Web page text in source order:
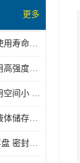
更多
活动梯 具有较长的使用寿命和耐用性 一般采用高强度材料制造
临沂活动梯 一般采用高强度材料制造 可以用于多种不同的任务
护栏安全折叠梯 占用空间小 方便存放和搬运
内浮盘 适用于多种液体储存和运输 能够降低运输成本和维护成本
呼和浩特全接液内浮盘 密封性能好 有效保护液体质量